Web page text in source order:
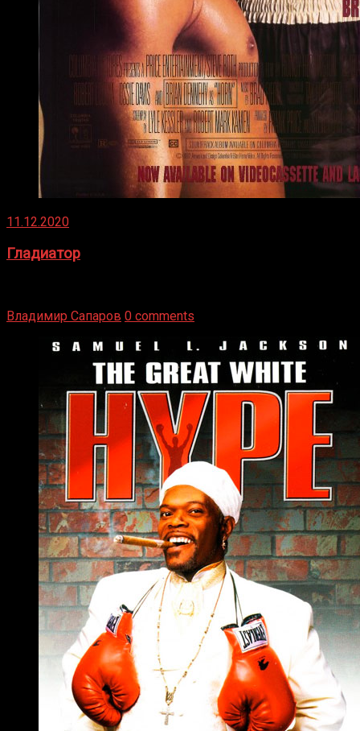
11.12.2020
Гладиатор
Владимир Сапаров 0 comments